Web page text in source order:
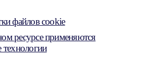
файлов cookie
ресурсе применяются
технологии